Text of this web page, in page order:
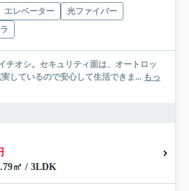
エレベーター
光ファイバー
チオシ。セキュリティ面は、オートロッ
しているので安心して生活できま... もっ
㎡ / 3LDK